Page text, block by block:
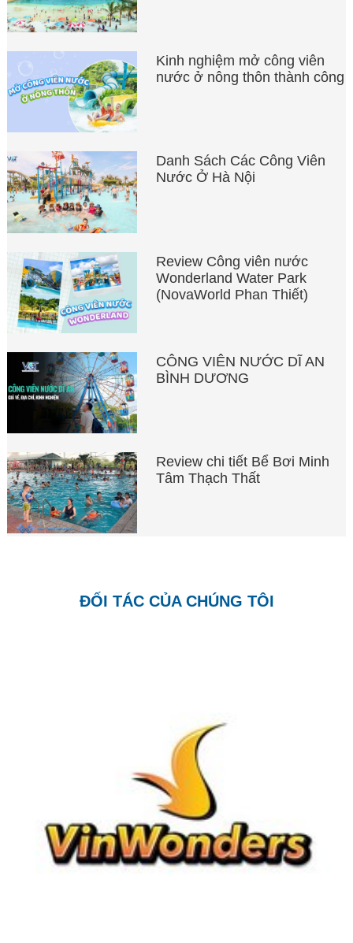
Kinh nghiệm mở công viên
nước ở nông thôn thành công
Danh Sách Các Công Viên
Nước Ở Hà Nội
Review Công viên nước
Wonderland Water Park
(NovaWorld Phan Thiết)
CÔNG VIÊN NƯỚC DĨ AN
BÌNH DƯƠNG
Review chi tiết Bể Bơi Minh
Tâm Thạch Thất
ĐỐI TÁC CỦA CHÚNG TÔI